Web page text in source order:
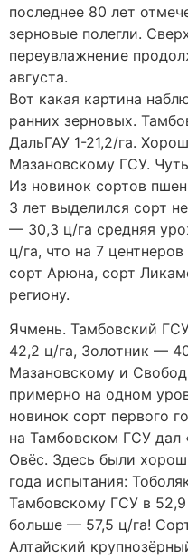
последнее 80 лет
зерновые полегли.
переувлажнение
августа.
Вот какая картина
ранних зерновых.
ДальГАУ 1-21,2/га.
Мазановскому ГСУ.
Из новинок сортов
3 лет выделился сорт
— 30,3 ц/га средняя
ц/га, что на 7
сорт Арюна, сорт
региону.
Ячмень. Тамбовский
42,2 ц/га, Золотник —
Мазановскому и
примерно на одном
новинок сорт первого
на Тамбовском ГСУ дал
Овёс. Здесь были
года испытания:
Тамбовскому ГСУ в
больше — 57,5 ц/га!
Алтайский